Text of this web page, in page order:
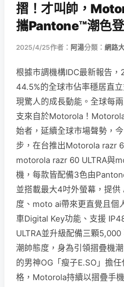
摺！才叫帥，
攜Pantone™潮色
2025/4/25作者： 阿湯分類： 網路
根據市調機構IDC最新報告
44.5%的全球市佔率穩居直
現驚人的成長動能。全球每
支來自於Motorola！
始者，延續全球市場聲勢，
步，在台推出Motorola razr
motorola razr 60 ULTRA與
機，每款皆配備3色由
並搭載最大4吋外螢幕，提供
度、moto ai帶來更直覺且個
車Digital Key功能、支援
ULTRA並升級配備三顆
潮帥態度，身為引領摺疊機
的男神OG「瘦子E.SO」擔
格，Motorola持續以摺疊手